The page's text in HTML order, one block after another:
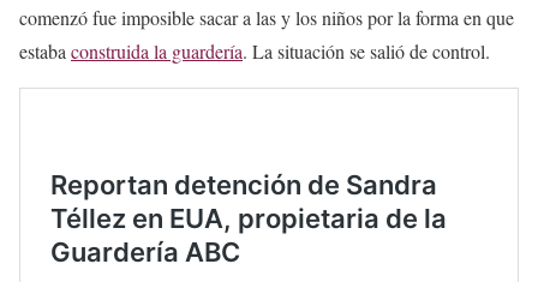
comenzó fue imposible sacar a las y los niños por la forma en que
estaba construida la guardería. La situación se salió de control.